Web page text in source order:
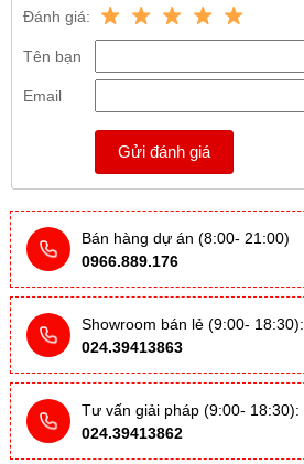
Đánh giá:
Tên bạn
Email
Gửi đánh giá
Bán hàng dự án (8:00- 21:00)
0966.889.176
Showroom bán lẻ (9:00- 18:30):
024.39413863
Tư vấn giải pháp (9:00- 18:30):
024.39413862